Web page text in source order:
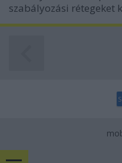
szabályozási rétegeket